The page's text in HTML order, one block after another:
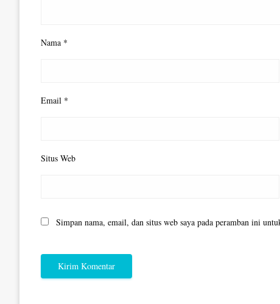
Nama *
Email *
Situs Web
Simpan nama, email, dan situs web saya pada peramban ini